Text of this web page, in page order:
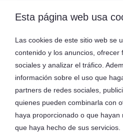
Menú
Servicios
Oma Technologies
Esta página web usa
Las cookies de este sitio web se
contenido y los anuncios, ofrecer
sociales y analizar el tráfico.
información sobre el uso que
partners de redes sociales,
quienes pueden combinarla con
haya proporcionado o que
que haya hecho de sus servicios.